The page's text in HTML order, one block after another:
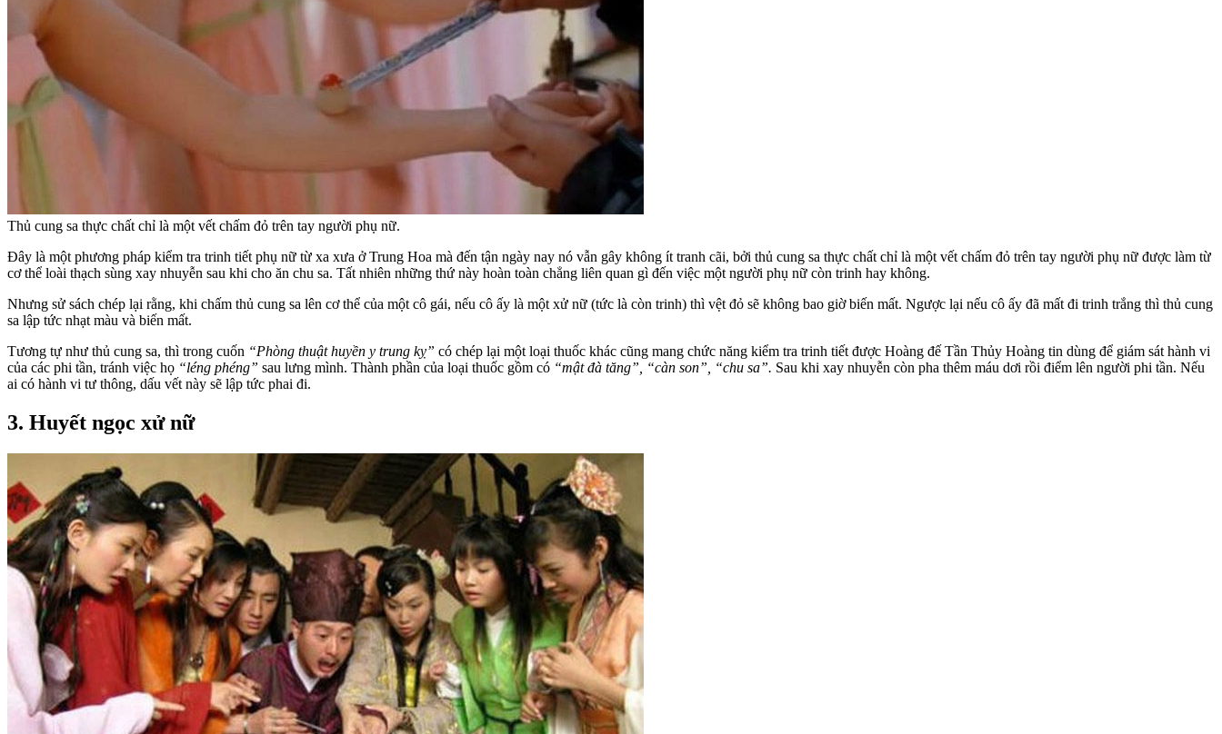
Thủ cung sa thực chất chỉ là một vết chấm đỏ trên tay người phụ nữ.
Đây là một phương pháp kiểm tra trinh tiết phụ nữ từ xa xưa ở Trung Hoa mà đến tận ngày nay nó vẫn gây không ít tranh cãi, bởi thủ cung sa thực chất chỉ là một vết chấm đỏ trên tay người phụ nữ được làm từ
cơ thể loài thạch sùng xay nhuyễn sau khi cho ăn chu sa. Tất nhiên những thứ này hoàn toàn chẳng liên quan gì đến việc một người phụ nữ còn trinh hay không.
Nhưng sử sách chép lại rằng, khi chấm thủ cung sa lên cơ thể của một cô gái, nếu cô ấy là một xử nữ (tức là còn trinh) thì vệt đỏ sẽ không bao giờ biến mất. Ngược lại nếu cô ấy đã mất đi trinh trắng thì thủ cung
sa lập tức nhạt màu và biến mất.
Tương tự như thủ cung sa, thì trong cuốn “Phòng thuật huyền y trung kỵ” có chép lại một loại thuốc khác cũng mang chức năng kiểm tra trinh tiết được Hoàng đế Tần Thủy Hoàng tin dùng để giám sát hành vi
của các phi tần, tránh việc họ “léng phéng” sau lưng mình. Thành phần của loại thuốc gồm có “mật đà tăng”, “càn son”, “chu sa”. Sau khi xay nhuyễn còn pha thêm máu dơi rồi điểm lên người phi tần. Nếu
ai có hành vi tư thông, dấu vết này sẽ lập tức phai đi.
3. Huyết ngọc xử nữ